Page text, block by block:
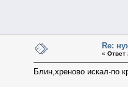
Re:
« Ответ
Блин,хреново искал-по